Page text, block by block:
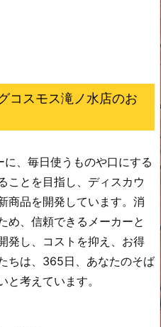
コスモス滝ノ水店のお
に、毎日使うものや口にする
ことを目指し、ディスカウ
商品を開発しています。消
め、信頼できるメーカーと
発し、コストを抑え、お得
ちは、365日、あなたのそば
考えています。